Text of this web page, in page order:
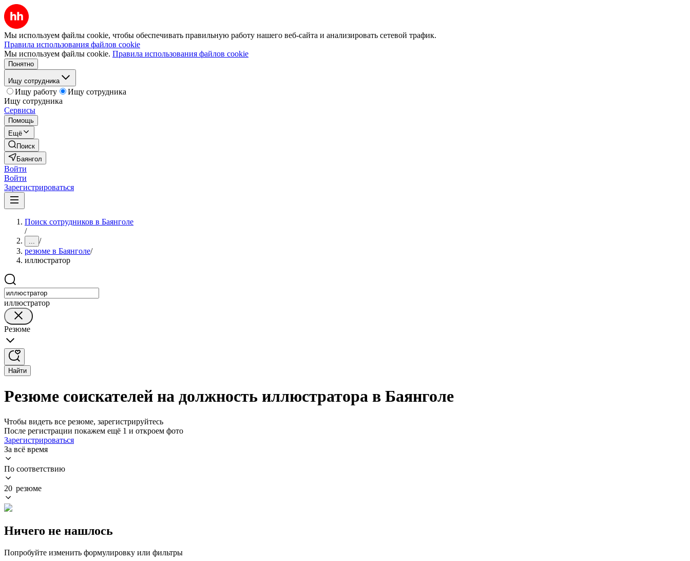
Мы используем файлы cookie, чтобы обеспечивать правильную работу нашего веб-сайта и анализировать сетевой трафик.
Правила использования файлов cookie
Мы используем файлы cookie. Правила использования файлов cookie
Понятно
Ищу сотрудника
Ищу работу
Ищу сотрудника
Ищу сотрудника
Сервисы
Помощь
Ещё
Поиск
Баянгол
Войти
Войти
Зарегистрироваться
Поиск сотрудников в Баянголе
/
... /
резюме в Баянголе/
иллюстратор
иллюстратор
Резюме
Найти
Резюме соискателей на должность иллюстратора в Баянголе
Чтобы видеть все резюме, зарегистрируйтесь
После регистрации покажем ещё 1 и откроем фото
Зарегистрироваться
За всё время
По соответствию
20 резюме
Ничего не нашлось
Попробуйте изменить формулировку или фильтры